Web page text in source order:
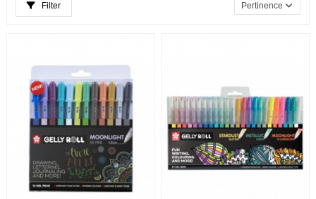
Filter Pertinence